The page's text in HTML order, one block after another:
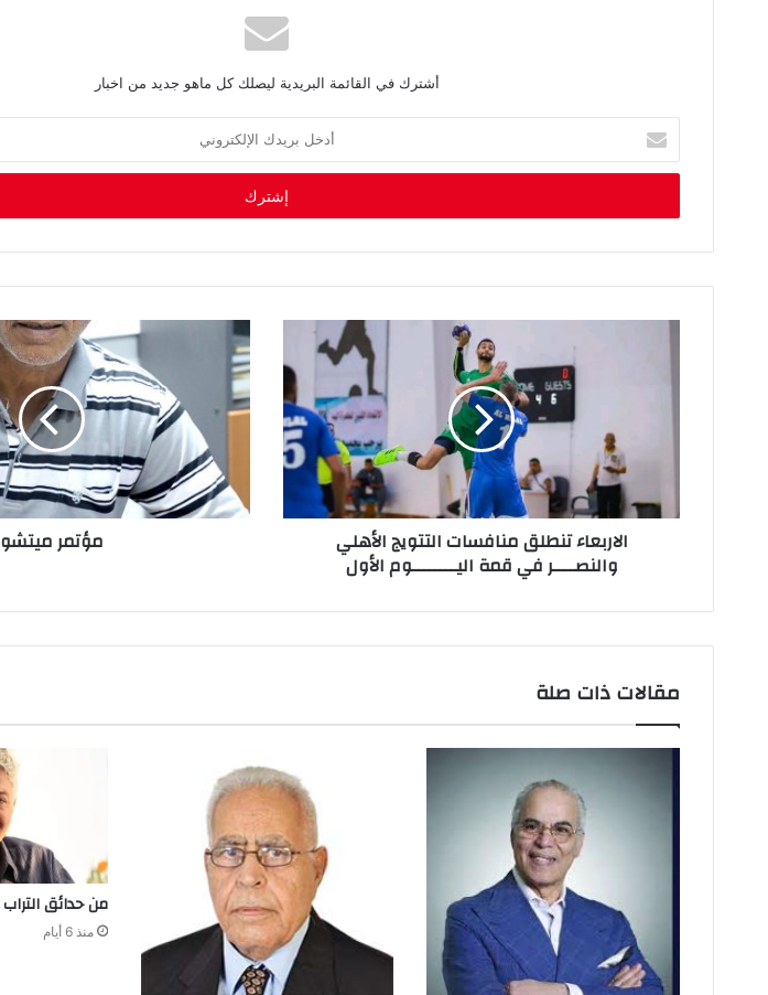
أشترك في القائمة البريدية ليصلك كل ماهو جديد من اخبار
خ
ب
د
ن
الاربعاء تنطلق منافسات التتويج الأهلي
والنصــــر في قمة اليــــــــوم الأول
مؤتمر ميتشو
مقالات ذات صلة
من‭ ‬حدائق‭ ‬التراب
منذ 6 أيام